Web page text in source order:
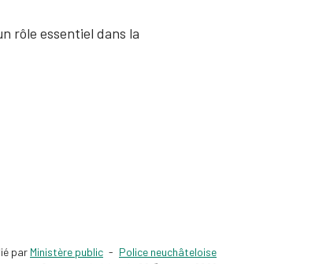
rôle essentiel dans la
par Ministère public - Police neuchâteloise